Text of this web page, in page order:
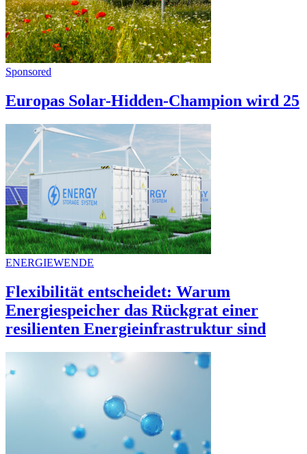
Sponsored
Europas Solar-Hidden-Champion wird 25
ENERGIEWENDE
Flexibilität entscheidet: Warum
Energiespeicher das Rückgrat einer
resilienten Energieinfrastruktur sind